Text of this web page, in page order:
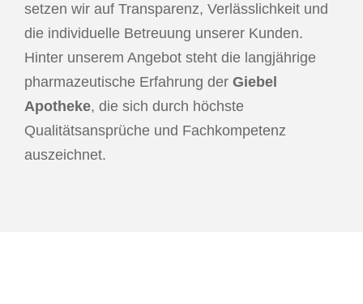
setzen wir auf Transparenz, Verlässlichkeit und
die individuelle Betreuung unserer Kunden.
Hinter unserem Angebot steht die langjährige
pharmazeutische Erfahrung der Giebel
Apotheke, die sich durch höchste
Qualitätsansprüche und Fachkompetenz
auszeichnet.